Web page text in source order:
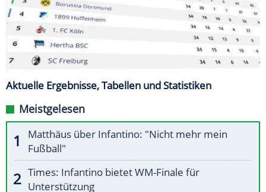
Aktuelle Ergebnisse, Tabellen und Statistiken
Meistgelesen
Matthäus über Infantino: "Nicht mehr mein
Fußball"
Times: Infantino bietet WM-Finale für
Unterstützung